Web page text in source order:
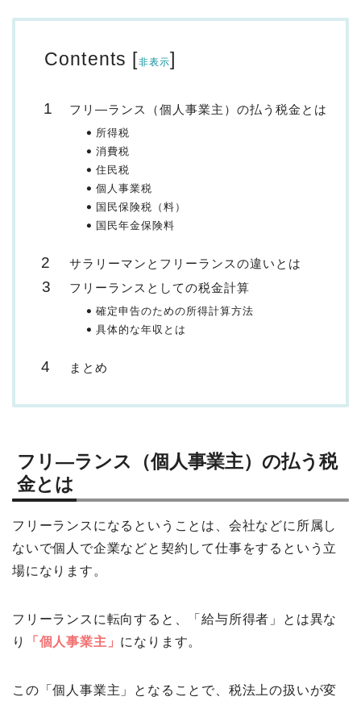
Contents [非表示]
フリ―ランス（個人事業主）の払う税金とは
所得税
消費税
住民税
個人事業税
国民保険税（料）
国民年金保険料
サラリーマンとフリーランスの違いとは
フリーランスとしての税金計算
確定申告のための所得計算方法
具体的な年収とは
まとめ
フリ―ランス（個人事業主）の払う税
金とは
フリーランスになるということは、会社などに所属し
ないで個人で企業などと契約して仕事をするという立
場になります。
フリーランスに転向すると、「給与所得者」とは異な
り
「個人事業主」 になります。
この「個人事業主」となることで、税法上の扱いが変